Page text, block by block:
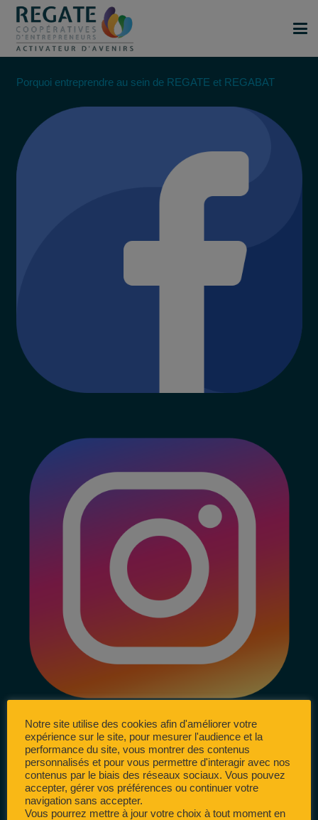
Porquoi entreprendre au sein de REGATE et REGABAT
Notre site utilise des cookies afin d'améliorer votre
expérience sur le site, pour mesurer l'audience et la
performance du site, vous montrer des contenus
personnalisés et pour vous permettre d'interagir avec nos
contenus par le biais des réseaux sociaux. Vous pouvez
accepter, gérer vos préférences ou continuer votre
navigation sans accepter.
Vous pourrez mettre à jour votre choix à tout moment en